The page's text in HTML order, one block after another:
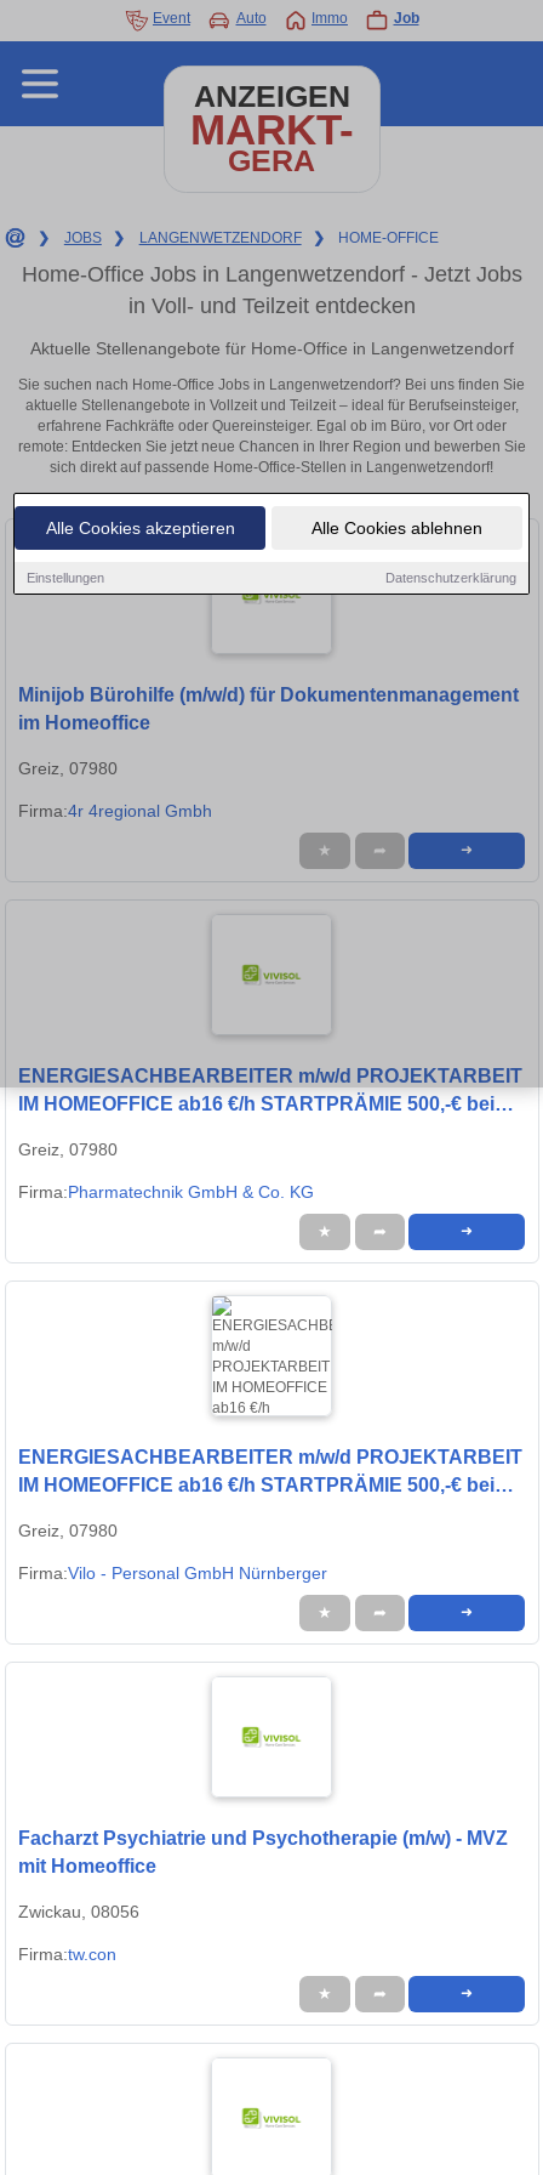
Alle Cookies akzeptieren Alle Cookies ablehnen
Einstellungen Datenschutzerklärung
Event Auto Immo Job
ANZEIGEN
MARKT-
GERA
❯ JOBS ❯ LANGENWETZENDORF ❯ HOME-OFFICE
Home-Office Jobs in Langenwetzendorf - Jetzt Jobs
in Voll- und Teilzeit entdecken
Aktuelle Stellenangebote für Home-Office in Langenwetzendorf
Sie suchen nach Home-Office Jobs in Langenwetzendorf? Bei uns finden Sie
aktuelle Stellenangebote in Vollzeit und Teilzeit – ideal für Berufseinsteiger,
erfahrene Fachkräfte oder Quereinsteiger. Egal ob im Büro, vor Ort oder
remote: Entdecken Sie jetzt neue Chancen in Ihrer Region und bewerben Sie
sich direkt auf passende Home-Office-Stellen in Langenwetzendorf!
Minijob Bürohilfe (m/w/d) für Dokumentenmanagement
im Homeoffice
Greiz, 07980
Firma:4r 4regional Gmbh
★ ➦ ➜
ENERGIESACHBEARBEITER m/w/d PROJEKTARBEIT
IM HOMEOFFICE ab16 €/h STARTPRÄMIE 500,-€ bei
Greiz, 07980
Firma:Pharmatechnik GmbH & Co. KG
★ ➦ ➜
ENERGIESACHBEARBEITER m/w/d PROJEKTARBEIT
IM HOMEOFFICE ab16 €/h STARTPRÄMIE 500,-€ bei
Greiz, 07980
Firma:Vilo - Personal GmbH Nürnberger
★ ➦ ➜
Facharzt Psychiatrie und Psychotherapie (m/w) - MVZ
mit Homeoffice
Zwickau, 08056
Firma:tw.con
★ ➦ ➜